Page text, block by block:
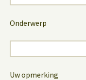
Onderwerp
Uw opmerking